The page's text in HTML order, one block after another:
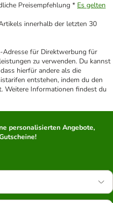
Preisempfehlung * Es gelten
innerhalb der letzten 30
Adresse für Direktwerbung für
zu verwenden. Du kannst
hierfür andere als die
entstehen, indem du den
Weitere Informationen findest du
personalisierten Angebote,